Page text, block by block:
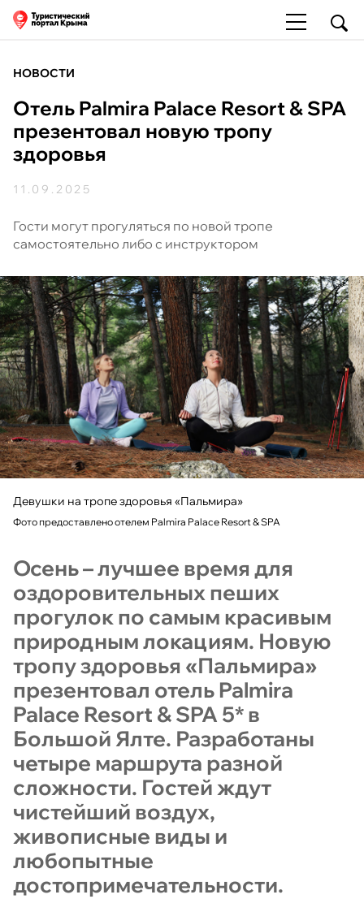
НОВОСТИ
Отель Palmira Palace Resort & SPA
презентовал новую тропу
здоровья
11.09.2025
Гости могут прогуляться по новой тропе
самостоятельно либо с инструктором
Девушки на тропе здоровья «Пальмира»
Фото предоставлено отелем Palmira Palace Resort & SPA
Осень – лучшее время для
оздоровительных пеших
прогулок по самым красивым
природным локациям. Новую
тропу здоровья «Пальмира»
презентовал отель Palmira
Palace Resort & SPA 5* в
Большой Ялте. Разработаны
четыре маршрута разной
сложности. Гостей ждут
чистейший воздух,
живописные виды и
любопытные
достопримечательности.